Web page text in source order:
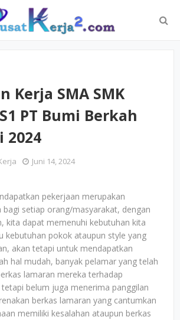
Kerja SMA SMK
PT Bumi Berkah
2024
Juni 14, 2024
pekerjaan merupakan
bagi setiap orang/masyarakat, dengan
kita dapat memenuhi kebutuhan kita
kebutuhan pokok ataupun style yang
akan tetapi untuk mendapatkan
hal mudah, banyak pelamar yang telah
lamaran mereka terhadap
belum juga menerima panggilan
berkas lamaran yang cantumkan
memiliki kesalahan ataupun berkas